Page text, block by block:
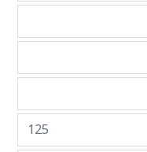
125